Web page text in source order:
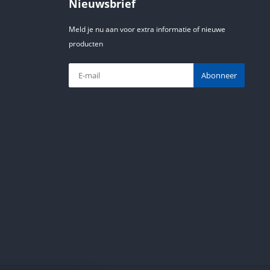
Nieuwsbrief
Meld je nu aan voor extra informatie of nieuwe
producten
Abonneer